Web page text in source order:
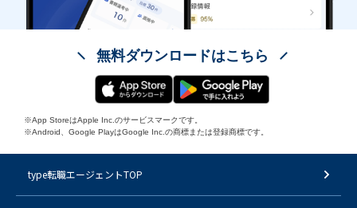
無料ダウンロードはこちら
※App StoreはApple Inc.のサービスマークです。
※Android、Google PlayはGoogle Inc.の商標または登録商標です。
type転職エージェントTOP